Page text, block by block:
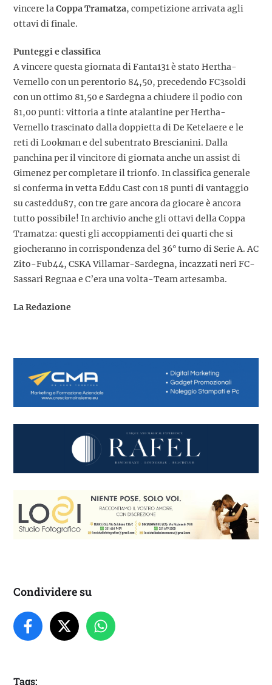
vincere laCoppa Tramatza, competizione arrivata agli
ottavi di finale.
Punteggi e classifica
A vincere questa giornata di Fanta131 è stato Hertha-
Vernello con un perentorio 84,50, precedendo FC3soldi
con un ottimo 81,50 e Sardegna a chiudere il podio con
81,00 punti: vittoria a tinte atalantine per Hertha-
Vernello trascinato dalla doppietta di De Ketelaere e le
reti di Lookman e del subentrato Brescianini. Dalla
panchina per il vincitore di giornata anche un assist di
Gimenez per completare il trionfo. In classifica generale
si conferma in vetta Eddu Cast con 18 punti di vantaggio
su casteddu87, con tre gare ancora da giocare è ancora
tutto possibile! In archivio anche gli ottavi della Coppa
Tramatza: questi gli accoppiamenti dei quarti che si
giocheranno in corrispondenza del 36° turno di Serie A. AC
Zito-Fub44, CSKA Villamar-Sardegna, incazzati neri FC-
Sassari Regnaa e C’era una volta-Team artesamba.
La Redazione
Condividere su
Tags: